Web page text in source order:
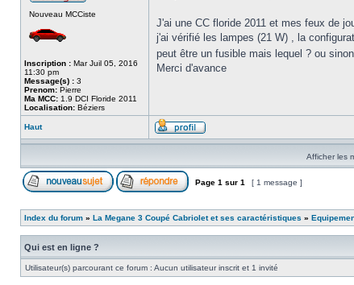
Nouveau MCCiste
Inscription : Mar Juil 05, 2016
11:30 pm
Message(s) : 3
Prenom: Pierre
Ma MCC: 1.9 DCI Floride 2011
Localisation: Béziers
J'ai une CC floride 2011 et mes feux de
j'ai vérifié les lampes (21 W) , la
peut être un fusible mais lequel ? ou
Merci d'avance
Haut
Afficher les
Page 1 sur 1 [ 1 message ]
Index du forum » La Megane 3 Coupé Cabriolet et ses caractéristiques »
Qui est en ligne ?
Utilisateur(s) parcourant ce forum : Aucun utilisateur inscrit et 1 invité